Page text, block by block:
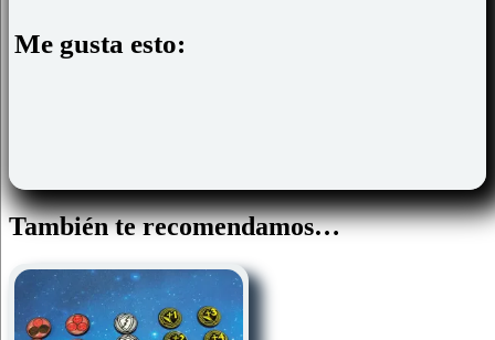
Me gusta esto:
También te recomendamos…